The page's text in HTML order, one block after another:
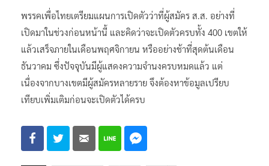
พรรคเพื่อไทยเตรียมแผนการเปิดตัวว่าที่ผู้สมัคร ส.ส. อย่างที่
เปิดมาในช่วงก่อนหน้านี้ และคิดว่าจะเปิดตัวครบทั้ง 400 เขตให้
แล้วเสร็จภายในเดือนพฤศจิกายน หรืออย่างช้าที่สุดต้นเดือน
ธันวาคม ซึ่งปัจจุบันมีผู้แสดงความจำนงครบหมดแล้ว แต่
เนื่องจากบางเขตมีผู้สมัครหลายราย จึงต้องหาข้อมูลเปรียบ
เทียบเพิ่มเติมก่อนจะเปิดตัวได้ครบ